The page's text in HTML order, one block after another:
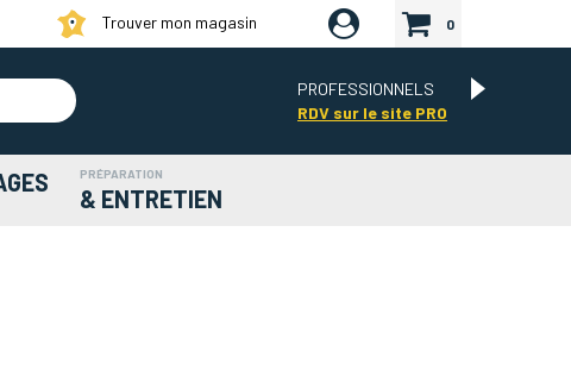
Trouver mon magasin 0
PROFESSIONNELS
RDV sur le site PRO
PRÉPARATION
& ENTRETIEN